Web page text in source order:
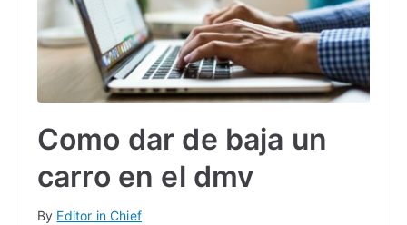
Como dar de baja un
carro en el dmv
By Editor in Chief